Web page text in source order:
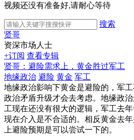
视频还没有准备好,请耐心等待
搜索
贤哥
资深市场人士
+订阅 查看专辑
贤哥：避险需求上，黄金胜过军工
地缘政治 避险 黄金 军工
地缘政治影响下黄金是避险的，军
政治矛盾升级才会去考虑。地缘政
工现在还没有很大的逻辑，军工去年
现在介入是不合适的。相反黄金去
上避险预期是可以尝试一下的。